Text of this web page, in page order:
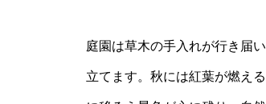
庭園は草木の手入れが行き届
立てます。秋には紅葉が燃え